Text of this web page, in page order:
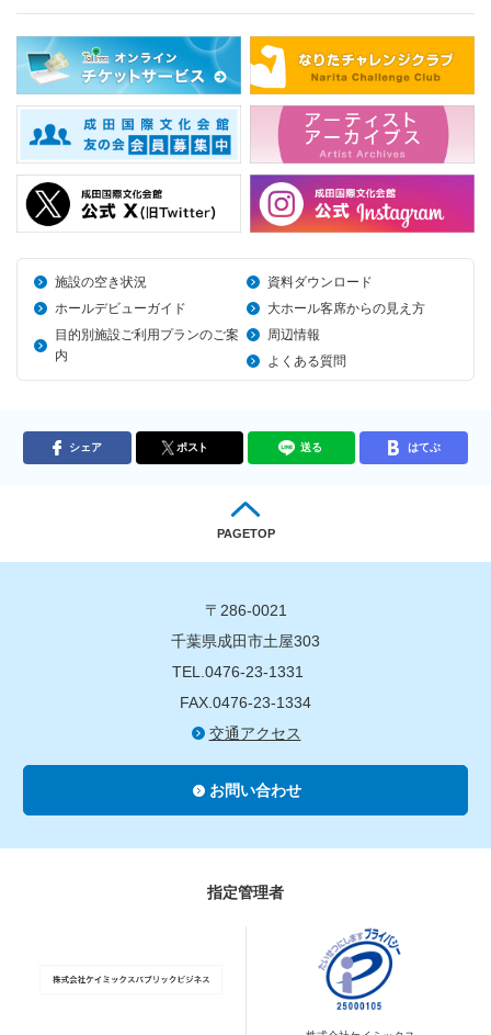
施設の空き状況
資料ダウンロード
ホールデビューガイド
大ホール客席からの見え方
目的別施設ご利用プランのご案
内
周辺情報
よくある質問
シェア ポスト 送る はてぶ
PAGETOP
〒286-0021
千葉県成田市土屋303
TEL.0476-23-1331
FAX.0476-23-1334
交通アクセス
お問い合わせ
指定管理者